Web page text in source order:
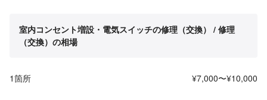
室内コンセント増設・電気スイッチの修理（交換） / 修理
（交換）の相場
1箇所 ¥7,000〜¥10,000